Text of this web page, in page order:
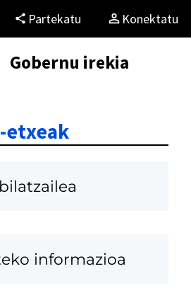
Partekatu Konektatu
Gobernu irekia
etxeak
informazioa